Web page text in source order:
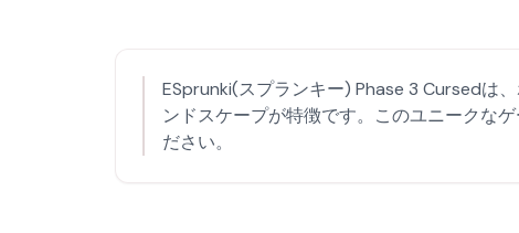
ESprunki(スプランキー) Phase 3 Cursedは
ンドスケープが特徴です。このユニークな
ださい。